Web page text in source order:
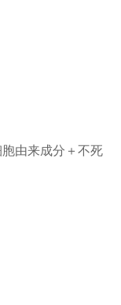
胞由来成分＋不死